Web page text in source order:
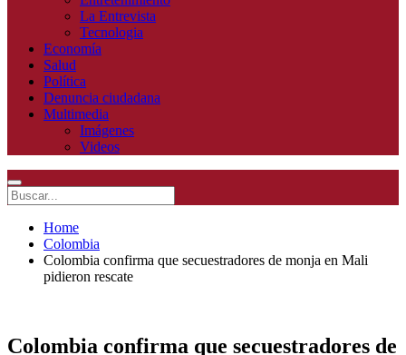
La Entrevista
Tecnologia
Economía
Salud
Política
Denuncia ciudadana
Multimedia
Imágenes
Videos
Home
Colombia
Colombia confirma que secuestradores de monja en Mali
pidieron rescate
Colombia confirma que secuestradores de